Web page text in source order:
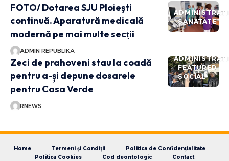
SANATATE
FOTO/ Dotarea SJU Ploieşti
continuă. Aparatură medicală
modernă pe mai multe secţii
ADMIN REPUBLIKA
FEATURED
SOCIAL
Zeci de prahoveni stau la coadă
pentru a-și depune dosarele
pentru Casa Verde
RNEWS
Home Termeni și Condiții
Politica de Confidențialitate
Politica Cookies
Cod deontologic Contact